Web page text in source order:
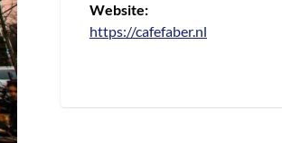
Website:
https://cafefaber.nl